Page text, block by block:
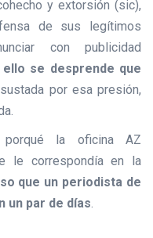
y extorsión (sic),
de sus legítimos
con publicidad
ello se desprende que
por esa presión,
porqué la oficina AZ
le correspondía en la
que un periodista de
un par de días.